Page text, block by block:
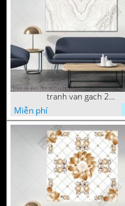
tranh van gach 29 6 2022 vy
Miễn phí